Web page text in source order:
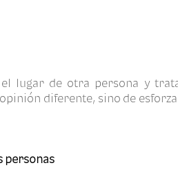
lugar de otra persona y
diferente, sino de
personas